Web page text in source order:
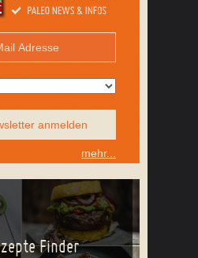
anmelden
mehr...
Finder